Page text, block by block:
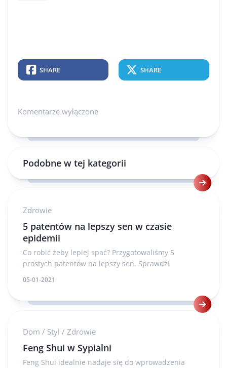
SHARE SHARE
Komentarze wyłączone
Podobne w tej kategorii
Zdrowie
5 patentów na lepszy sen w czasie
epidemii
Co robić żeby lepiej spać? Przygotowaliśmy 5
prostych patentów na lepszy sen. Sprawdź!
05-01-2021
Dom / Styl / Zdrowie
Feng Shui w Sypialni
Feng Shui idealnie nadaje się do wprowadzenia